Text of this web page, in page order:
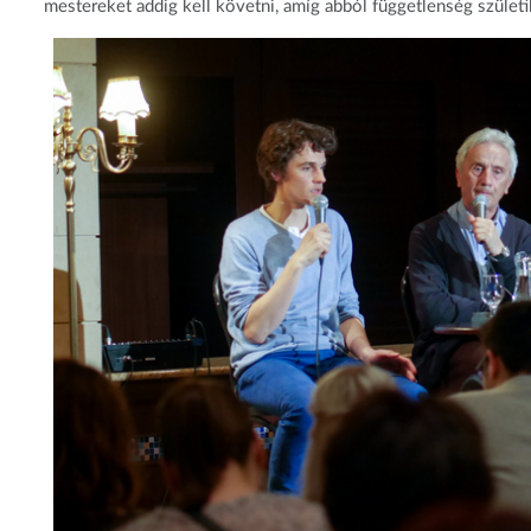
mestereket addig kell követni, amíg abból függetlenség